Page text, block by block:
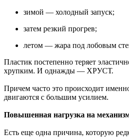
зимой — холодный запуск;
затем резкий прогрев;
летом — жара под лобовым
Пластик постепенно теряет
хрупким. И однажды — ХРУСТ.
Причем часто это происходит
двигаются с большим усилием.
Повышенная нагрузка на
Есть еще одна причина, которую